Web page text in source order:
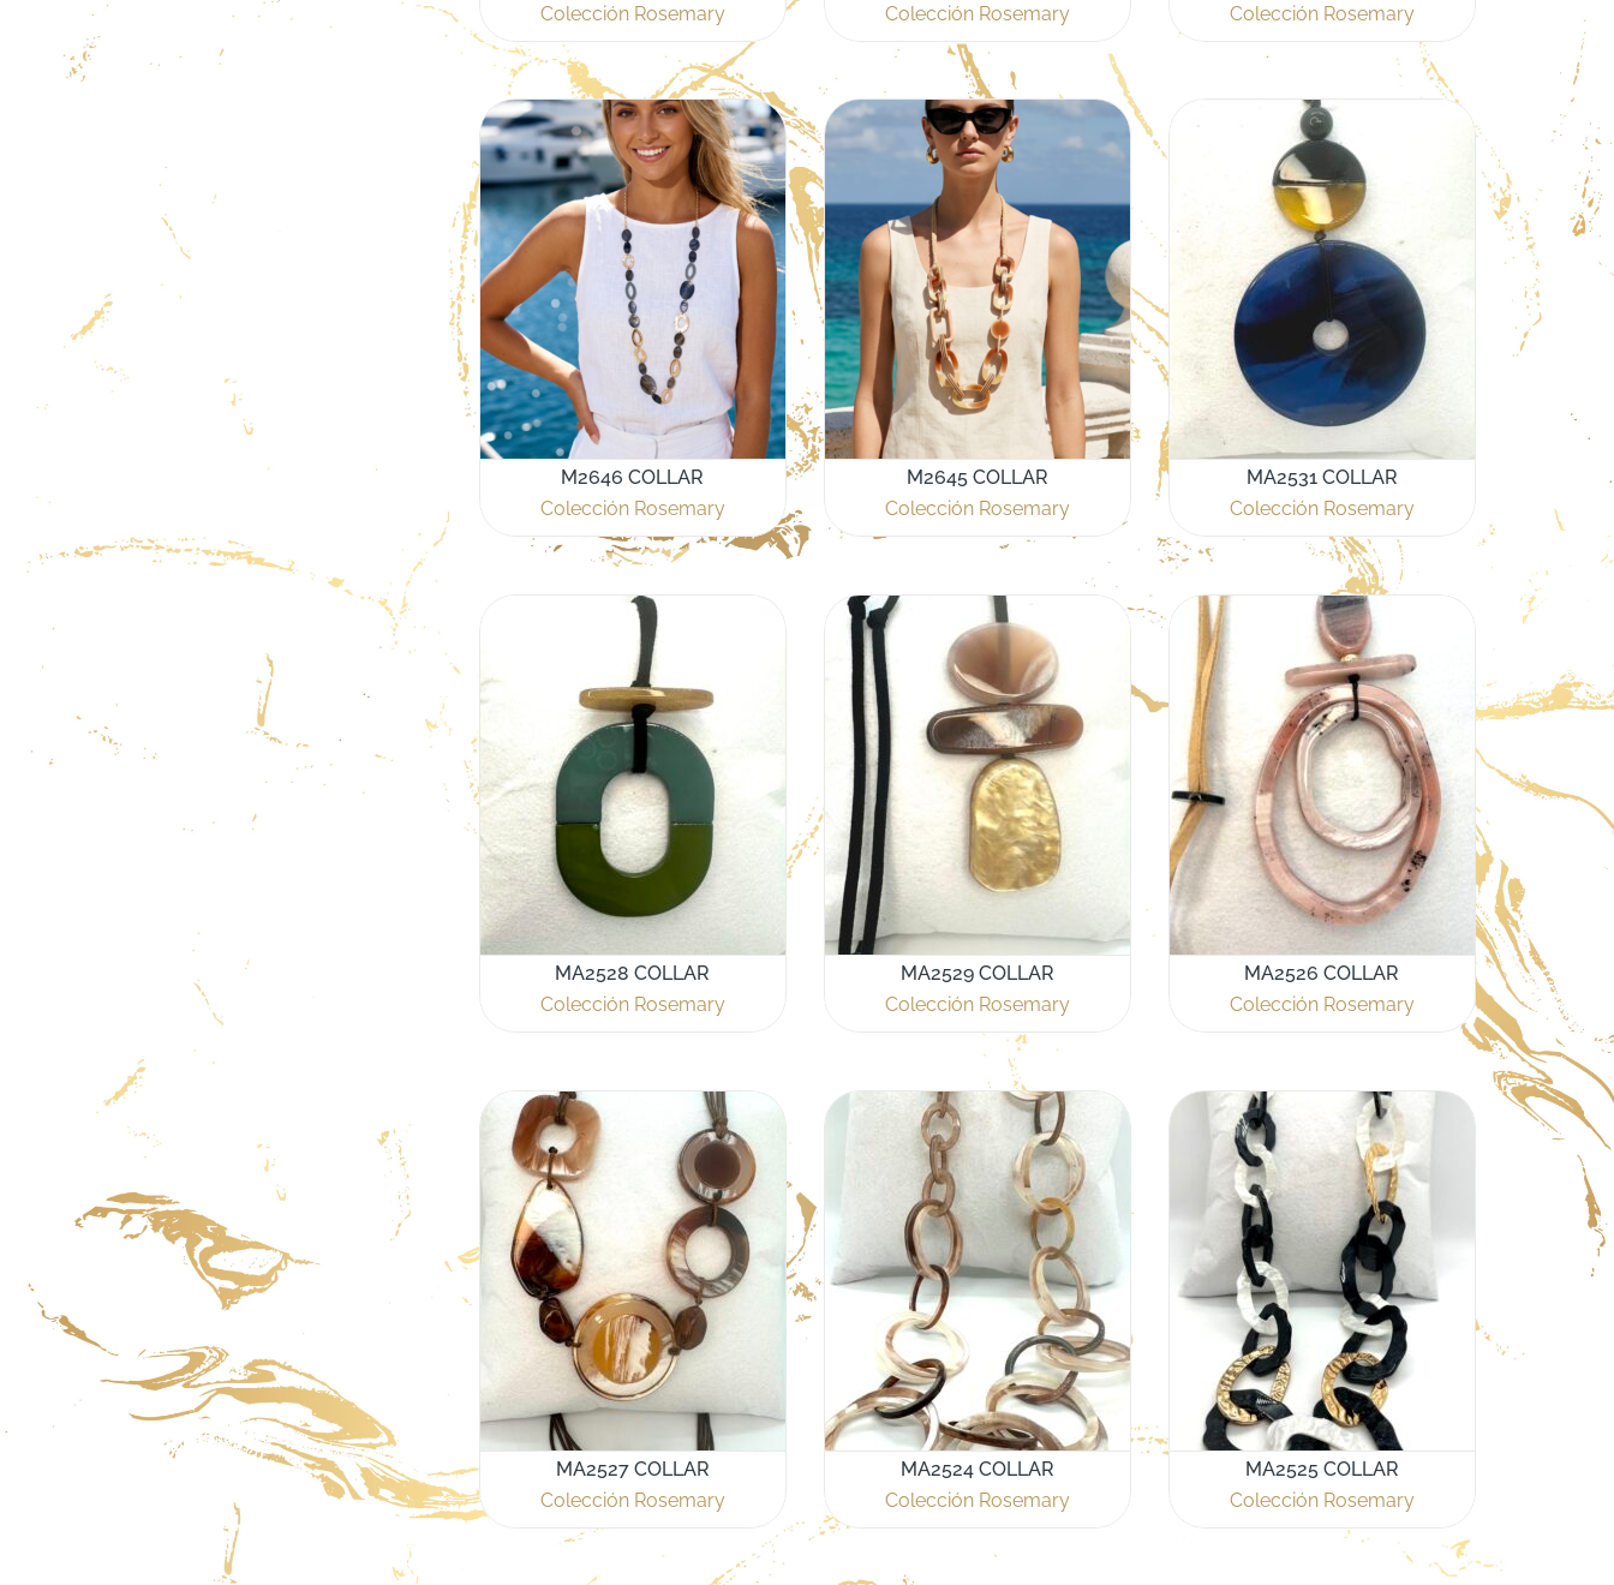
Colección Rosemary
Colección Rosemary
Colección Rosemary
M2646 COLLAR
Colección Rosemary
M2645 COLLAR
Colección Rosemary
MA2531 COLLAR
Colección Rosemary
MA2528 COLLAR
Colección Rosemary
MA2529 COLLAR
Colección Rosemary
MA2526 COLLAR
Colección Rosemary
MA2527 COLLAR
Colección Rosemary
MA2524 COLLAR
Colección Rosemary
MA2525 COLLAR
Colección Rosemary